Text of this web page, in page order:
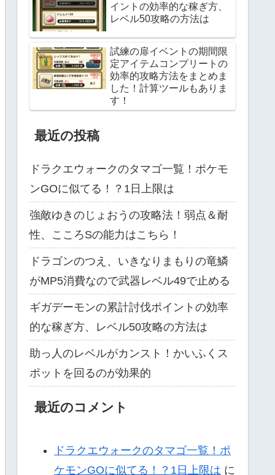
イントの効率的な稼ぎ方、
レベル50攻略の方法は
試練の扉イベントの期間限
定アイテムコンプリートの
効率的攻略方法をまとめま
した！計算ツールもありま
す！
最近の投稿
ドラクエウォークのタマゴ一覧！ポケモ
ンGOに似てる！？1日上限は
強敵ゆきのじょおうの攻略法！弱点＆耐
性、こころSの能力はこちら！
ドラゴンのつえ、いきなりまもりの竜鱗
がMP5消費なので武器レベル49で止める
ギガデーモンの累計討伐ポイントの効率
的な稼ぎ方、レベル50攻略の方法は
助っ人のレベルがカンスト！かいふくス
ポットを回るのが効果的
最近のコメント
ドラクエウォークのタマゴ一覧！ポ
ケモンGOに似てる！？1日上限は に